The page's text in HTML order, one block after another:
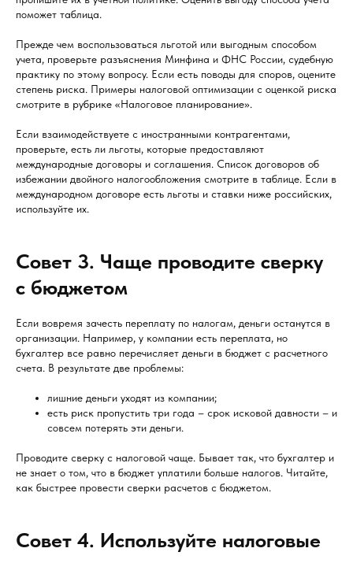
поможет таблица.
Прежде чем воспользоваться льготой или выгодным способом
учета, проверьте разъяснения Минфина и ФНС России, судебную
практику по этому вопросу. Если есть поводы для споров, оцените
степень риска. Примеры налоговой оптимизации с оценкой риска
смотрите в рубрике «Налоговое планирование».
Если взаимодействуете с иностранными контрагентами,
проверьте, есть ли льготы, которые предоставляют
международные договоры и соглашения. Список договоров об
избежании двойного налогообложения смотрите в таблице. Если в
международном договоре есть льготы и ставки ниже российских,
используйте их.
Совет 3. Чаще проводите сверку
с бюджетом
Если вовремя зачесть переплату по налогам, деньги останутся в
организации. Например, у компании есть переплата, но
бухгалтер все равно перечисляет деньги в бюджет с расчетного
счета. В результате две проблемы:
лишние деньги уходят из компании;
есть риск пропустить три года – срок исковой давности – и
совсем потерять эти деньги.
Проводите сверку с налоговой чаще. Бывает так, что бухгалтер и
не знает о том, что в бюджет уплатили больше налогов. Читайте,
как быстрее провести сверки расчетов с бюджетом.
Совет 4. Используйте налоговые